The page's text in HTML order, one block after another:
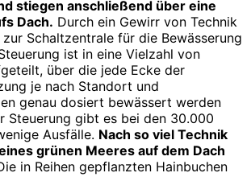
stiegen anschließend über eine
Dach. Durch ein Gewirr von Technik
Schaltzentrale für die Bewässerung
ist in eine Vielzahl von
über die jede Ecke der
je nach Standort und
genau dosiert bewässert werden
Steuerung gibt es bei den 30.000
Ausfälle. Nach so viel Technik
grünen Meeres auf dem Dach
in Reihen gepflanzten Hainbuchen